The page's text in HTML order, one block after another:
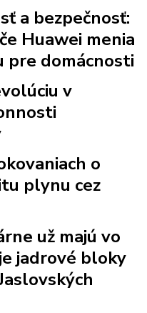
a bezpečnosť:
Huawei menia
domácnosti
v
o
plynu cez
už majú vo
jadrové bloky